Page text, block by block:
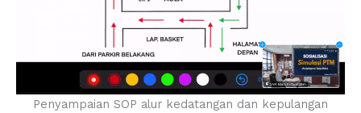
Penyampaian SOP alur kedatangan dan kepulangan